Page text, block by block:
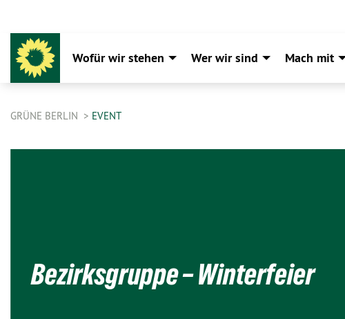
Wofür wir stehen Wer wir sind Mach mit
GRÜNE BERLIN EVENT
Bezirksgruppe – Winterfeier